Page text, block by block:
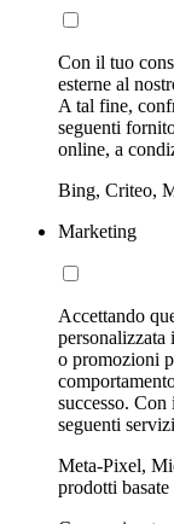
Con il tuo
esterne al
A tal fine,
seguenti
online, a
Bing, Criteo,
Marketing
Accettando
personalizzata
o promozioni
successo.
seguenti
Meta-Pixel,
prodotti